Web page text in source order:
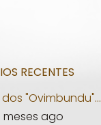
RECENTES
"Ovimbundu"...
meses ago